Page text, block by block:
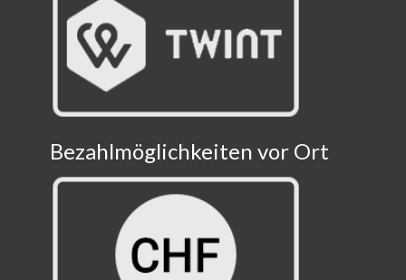
Bezahlmöglichkeiten vor Ort